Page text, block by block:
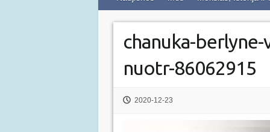
chanuka-berlyne-
nuotr-86062915
2020-12-23